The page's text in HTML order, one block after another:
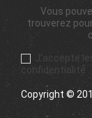
Vous
trouverez
J'accepte
confidentialité
Copyright ©